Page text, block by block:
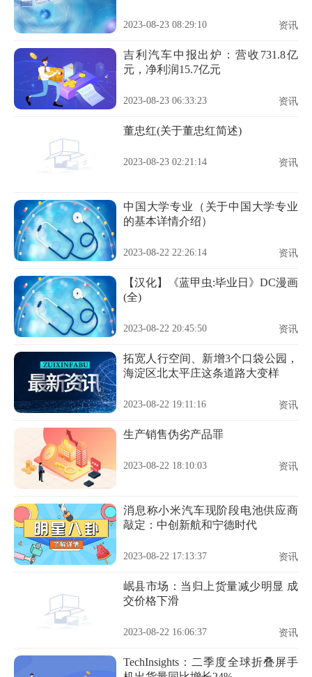
2023-08-23 08:29:10 资讯
吉利汽车中报出炉：营收731.8亿
元，净利润15.7亿元
2023-08-23 06:33:23 资讯
董忠红(关于董忠红简述)
2023-08-23 02:21:14 资讯
中国大学专业（关于中国大学专业
的基本详情介绍）
2023-08-22 22:26:14 资讯
【汉化】《蓝甲虫:毕业日》DC漫画
(全)
2023-08-22 20:45:50 资讯
拓宽人行空间、新增3个口袋公园，
海淀区北太平庄这条道路大变样
2023-08-22 19:11:16 资讯
生产销售伪劣产品罪
2023-08-22 18:10:03 资讯
消息称小米汽车现阶段电池供应商
敲定：中创新航和宁德时代
2023-08-22 17:13:37 资讯
岷县市场：当归上货量减少明显 成
交价格下滑
2023-08-22 16:06:37 资讯
TechInsights：二季度全球折叠屏手